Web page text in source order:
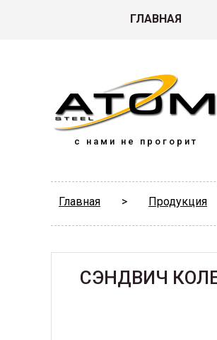
ГЛАВНАЯ
с нами не прогорит
Главная > Продукция
СЭНДВИЧ